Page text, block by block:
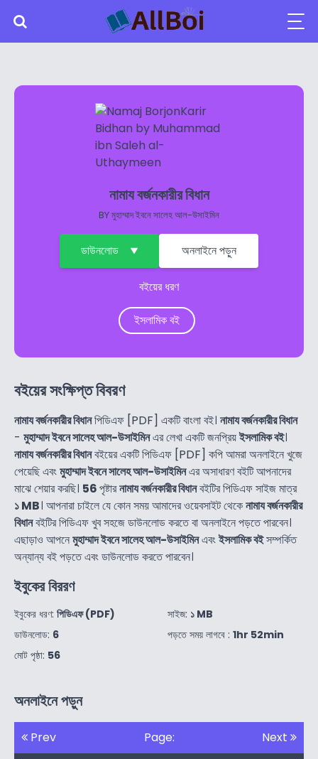
নামায বর্জনকারীর বিধান
BYমুহাম্মাদ ইবনে সালেহ আল-উসাইমিন
ডাউনলোড অনলাইনে পড়ুন
বইয়ের ধরণ
ইসলামিক বই
বইয়ের সংক্ষিপ্ত বিবরণ
নামায বর্জনকারীর বিধানপিডিএফ [PDF] একটি বাংলা বই। নামায বর্জনকারীর বিধান
- মুহাম্মাদ ইবনে সালেহ আল-উসাইমিনএর লেখা একটি জনপ্রিয়ইসলামিক বই।
নামায বর্জনকারীর বিধানবইয়ের একটি পিডিএফ [PDF] কপি আমরা অনলাইনে খুজে
পেয়েছি এবংমুহাম্মাদ ইবনে সালেহ আল-উসাইমিনএর অসাধারণ বইটি আপনাদের
মাঝে শেয়ার করছি। 56পৃষ্টারনামায বর্জনকারীর বিধানবইটির পিডিএফ সাইজ মাত্র
১ MB। আপনারা চাইলে যে কোন সময় আমাদের ওয়েবসাইট থেকেনামায বর্জনকারীর
বিধানবইটির পিডিএফ খুব সহজে ডাউনলোড করতে বা অনলাইনে পড়তে পারবেন।
এছাড়াও আপনেমুহাম্মাদ ইবনে সালেহ আল-উসাইমিনএবংইসলামিক বইসম্পর্কিত
অন্যান্য বই পড়তে এবং ডাউনলোড করতে পারবেন।
ইবুকের বিররণ
ইবুকের ধরণ: পিডিএফ (PDF)
ডাউনলোড: 6
মোট পৃষ্ঠা: 56
সাইজ: ১ MB
পড়তে সময় লাগবে : 1hr 52min
অনলাইনে পড়ুন
Prev Page: Next